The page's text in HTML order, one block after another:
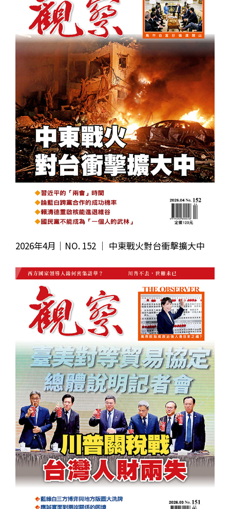
2026年4月｜NO. 152 │ 中東戰火對台衝擊擴大中